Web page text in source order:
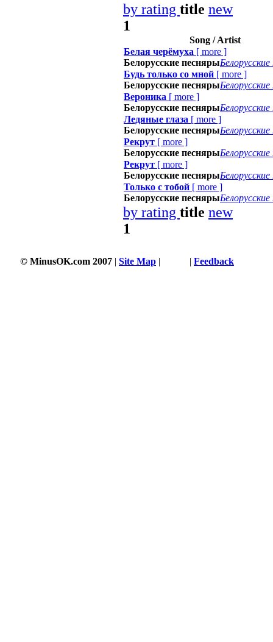
by rating title new
1
Song / Artist
Белая черёмуха [ more ]
Белорусские песняры
Будь только со мной [ more ]
Белорусские песняры
Вероника [ more ]
Белорусские песняры
Ледяные глаза [ more ]
Белорусские песняры
Рекрут [ more ]
Белорусские песняры
Рекрут [ more ]
Белорусские песняры
Только с тобой [ more ]
Белорусские песняры
by rating title new
1
© MinusOK.com 2007 | Site Map | | Feedback